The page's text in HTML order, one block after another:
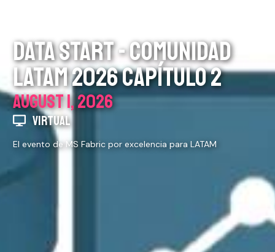
DATA START - COMUNIDAD
LATAM 2026 CAPÍTULO 2
AUGUST 1, 2026
VIRTUAL
El evento de MS Fabric por excelencia para LATAM